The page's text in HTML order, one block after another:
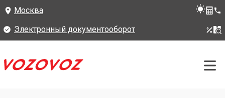
Москва
Электронный документооборот